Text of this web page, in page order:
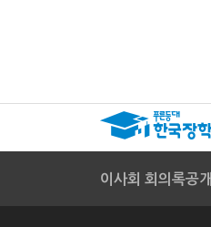
이사회 회의록공개